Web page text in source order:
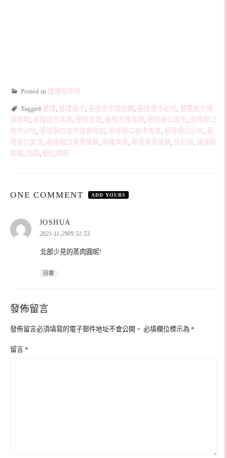
Posted in 捷運板南線
Tagged 基隆 基隆夜市 基隆夜市幾點開 基隆夜市必吃 基隆夜市營
業時間 基隆夜市美食 基隆宵夜 基隆宵夜推薦 基隆廟口夜市 基隆廟口
夜市必吃 基隆廟口夜市營業時間 基隆廟口夜市美食 基隆廟口必吃 基
隆廟口美食 基隆廟口美食推薦 基隆美食 基隆美食推薦 徐若瑄 捷運板
南線 肉圓 蝦仁肉圓
ONE COMMENT ADD YOURS
JOSHUA
示:
2021-11-2909:51:53
北部少見的蒸肉圓呢!
回覆
發佈留言
發佈留言必須填寫的電子郵件地址不會公開。 必填欄位標示為 *
留言 *